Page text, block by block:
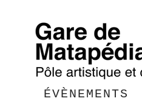
ÉVÈNEMENTS